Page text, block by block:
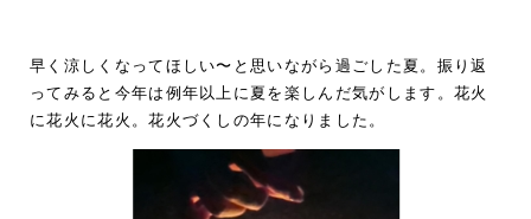
早く涼しくなってほしい〜と思いながら過ごした夏。振り返
ってみると今年は例年以上に夏を楽しんだ気がします。花火
に花火に花火。花火づくしの年になりました。